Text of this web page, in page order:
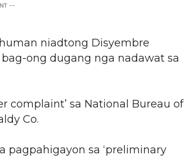
--
niadtong Disyembre
ong dugang nga nadawat sa
complaint’ sa National Bureau of
Co.
pagpahigayon sa ‘preliminary